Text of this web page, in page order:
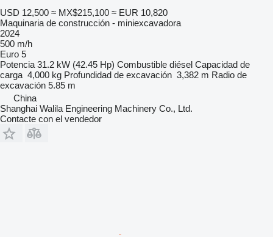
USD 12,500 ≈ MX$215,100 ≈ EUR 10,820
Maquinaria de construcción - miniexcavadora
2024
500 m/h
Euro 5
Potencia 31.2 kW (42.45 Hp) Combustible diésel Capacidad de
carga 4,000 kg Profundidad de excavación 3,382 m Radio de
excavación 5.85 m
China
Shanghai Walila Engineering Machinery Co., Ltd.
Contacte con el vendedor